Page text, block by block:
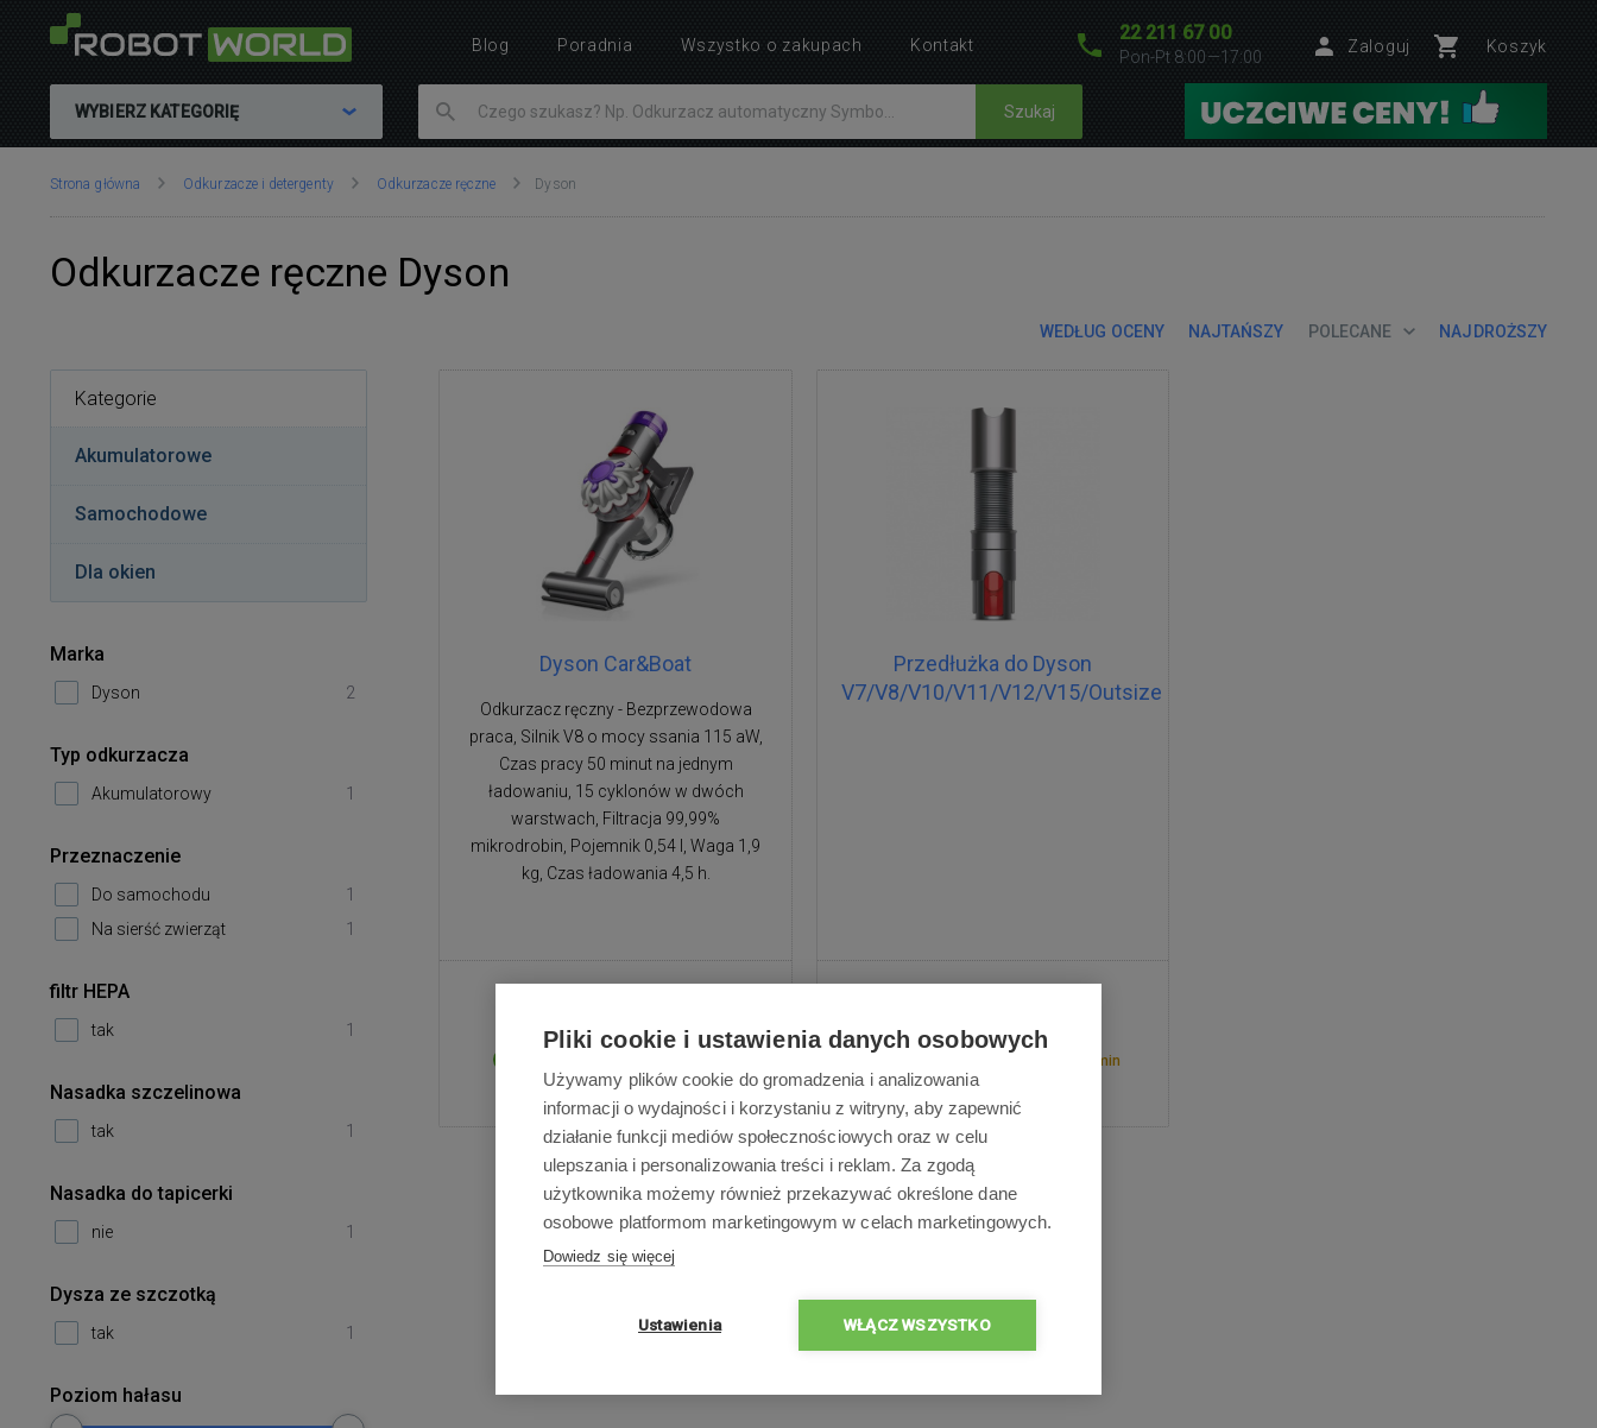
22 211 67 00
Pon-Pt 8:00—17:00
Zaloguj Koszyk
WYBIERZ KATEGORIĘ Szukaj
Znajdujesz
Strona główna Odkurzacze i detergenty Odkurzacze ręczne Dyson
Odkurzacze ręczne Dyson
WEDŁUG OCENY NAJTAŃSZY POLECANE NAJDROŻSZY
Dyson Car&Boat
Odkurzacz ręczny - Bezprzewodowa
praca, Silnik V8 o mocy ssania 115 aW,
Czas pracy 50 minut na jednym
ładowaniu, 15 cyklonów w dwóch
warstwach, Filtracja 99,99%
mikrodrobin, Pojemnik 0,54 l, Waga 1,9
kg, Czas ładowania 4,5 h.
roboczych
Przedłużka do Dyson
V7/V8/V10/V11/V12/V15/Outsize
Na zamówienie - ustalimy termin
Kategorie
Akumulatorowe
Samochodowe
Dla okien
Marka
Dyson 2
Typ odkurzacza
Akumulatorowy 1
Przeznaczenie
Do samochodu
1
Na sierść zwierząt
1
filtr HEPA
tak 1
Nasadka szczelinowa
tak 1
Nasadka do tapicerki
nie 1
Dysza ze szczotką
tak 1
Poziom hałasu
Blog Poradnia Wszystko o zakupach Kontakt
Pliki cookie i ustawienia danych osobowych
Używamy plików cookie do gromadzenia i analizowania
informacji o wydajności i korzystaniu z witryny, aby zapewnić
działanie funkcji mediów społecznościowych oraz w celu
ulepszania i personalizowania treści i reklam. Za zgodą
użytkownika możemy również przekazywać określone dane
osobowe platformom marketingowym w celach marketingowych.
Dowiedz się więcej
Ustawienia WŁĄCZ WSZYSTKO